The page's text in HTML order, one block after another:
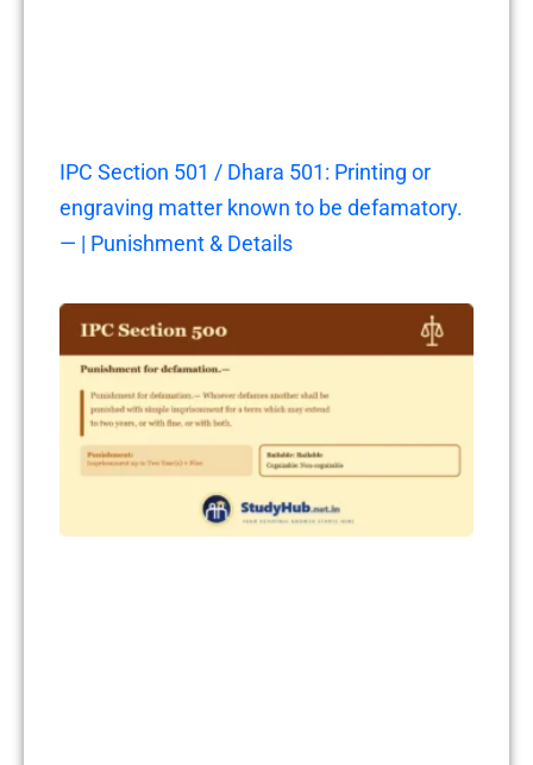
IPC Section 501 / Dhara 501: Printing or
engraving matter known to be defamatory.
— | Punishment & Details